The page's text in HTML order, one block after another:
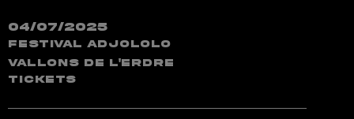
04/07/2025
Festival Adjololo
Vallons de l'Erdre
TICKETS